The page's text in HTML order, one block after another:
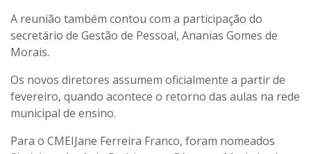
A reunião também contou com a participação do
secretário de Gestão de Pessoal, Ananias Gomes de
Morais.
Os novos diretores assumem oficialmente a partir de
fevereiro, quando acontece o retorno das aulas na rede
municipal de ensino.
Para o CMEIJane Ferreira Franco, foram nomeados